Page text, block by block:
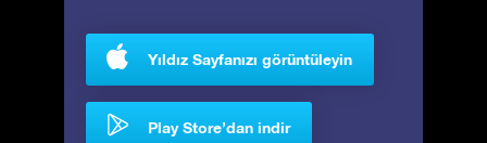
Yıldız Sayfanızı görüntüleyin
Play Store’dan indir